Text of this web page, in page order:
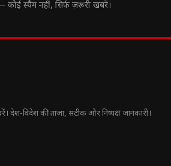
स्पैम नहीं, सिर्फ ज़रूरी खबरें।
देश-विदेश की ताज़ा, सटीक और निष्पक्ष जानकारी।